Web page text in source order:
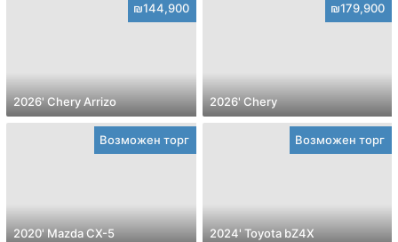
₪144,900
2026' Chery Arrizo
₪179,900
2026' Chery
Возможен торг
2020' Mazda CX-5
Возможен торг
2024' Toyota bZ4X